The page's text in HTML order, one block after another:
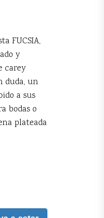
FUCSIA,
y
carey
duda, un
a sus
bodas o
plateada